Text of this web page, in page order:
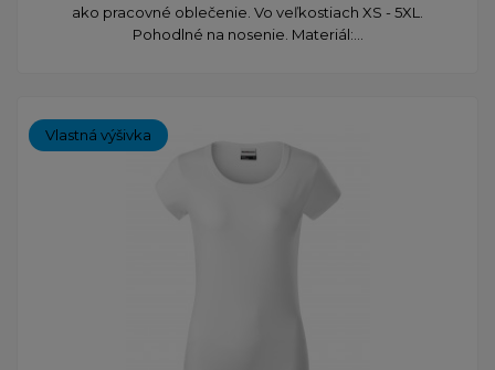
ako pracovné oblečenie. Vo veľkostiach XS - 5XL.
Pohodlné na nosenie. Materiál:...
Vlastná výšivka